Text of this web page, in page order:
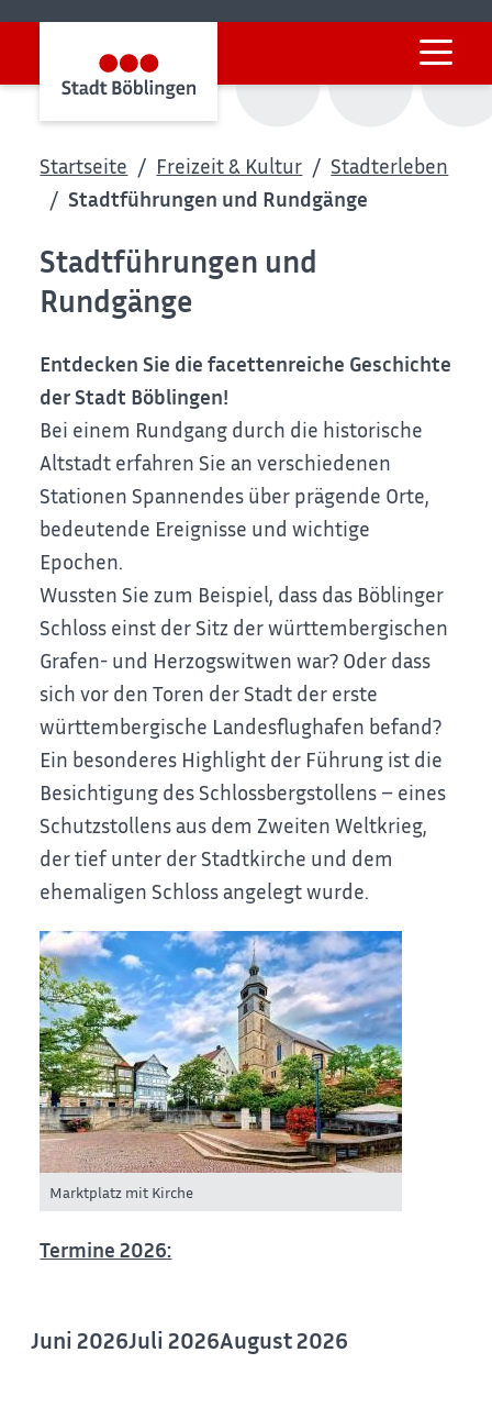
Startseite Freizeit & Kultur
Stadterleben
Stadtführungen und Rundgänge
Stadtführungen und
Rundgänge
Entdecken Sie die facettenreiche Geschichte
der Stadt Böblingen!
Bei einem Rundgang durch die historische
Altstadt erfahren Sie an verschiedenen
Stationen Spannendes über prägende Orte,
bedeutende Ereignisse und wichtige
Epochen.
Wussten Sie zum Beispiel, dass das Böblinger
Schloss einst der Sitz der württembergischen
Grafen- und Herzogswitwen war? Oder dass
sich vor den Toren der Stadt der erste
württembergische Landesflughafen befand?
Ein besonderes Highlight der Führung ist die
Besichtigung des Schlossbergstollens – eines
Schutzstollens aus dem Zweiten Weltkrieg,
der tief unter der Stadtkirche und dem
ehemaligen Schloss angelegt wurde.
Marktplatz mit Kirche
Termine 2026:
Juni 2026Juli 2026August 2026